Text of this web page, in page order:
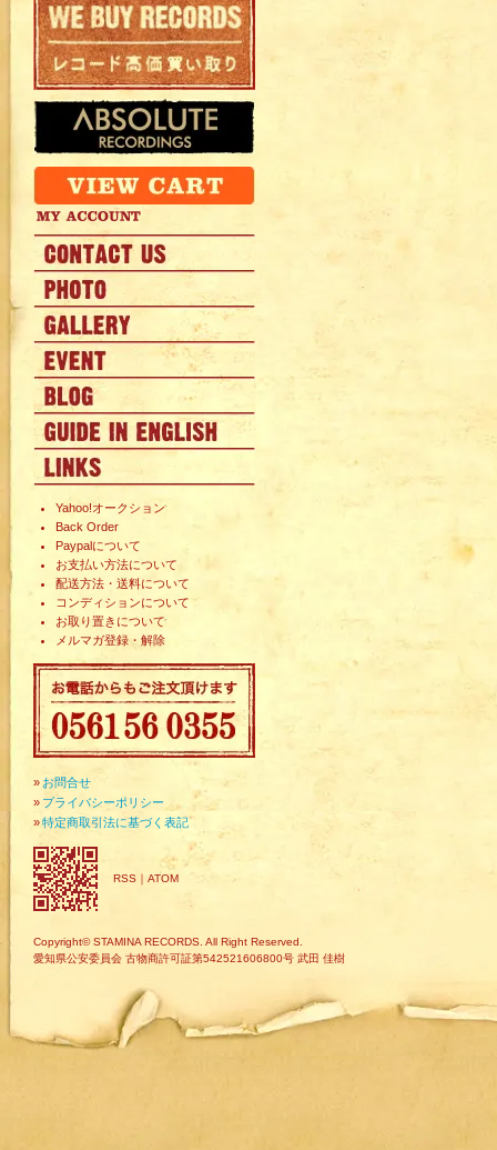
Yahoo!オークション
Back Order
Paypalについて
お支払い方法について
配送方法・送料について
コンディションについて
お取り置きについて
メルマガ登録・解除
» お問合せ
» プライバシーポリシー
»特定商取引法に基づく表記
RSS ｜ ATOM
Copyright© STAMINA RECORDS. All Right Reserved.
愛知県公安委員会 古物商許可証第542521606800号 武田 佳樹